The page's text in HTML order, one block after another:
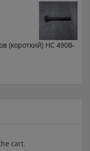
(короткий) НС 490B-
cart.